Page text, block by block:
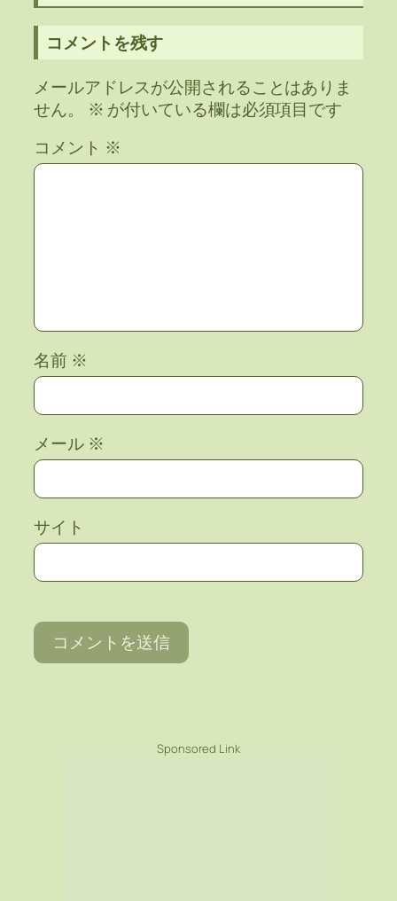
コメントを残す
メールアドレスが公開されることはありま
せん。
※ が付いている欄は必須項目です
コメント ※
名前 ※
メール ※
サイト
Sponsored Link